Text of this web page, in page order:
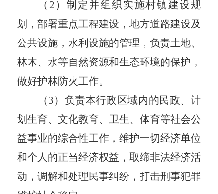
（2）制定并组织实施村镇建设规
划，部署重点工程建设，地方道路建设及
公共设施，水利设施的管理，负责土地、
林木、水等自然资源和生态环境的保护，
做好护林防火工作。
（3）负责本行政区域内的民政、计
划生育、文化教育、卫生、体育等社会公
益事业的综合性工作，维护一切经济单位
和个人的正当经济权益，取缔非法经济活
动，调解和处理民事纠纷，打击刑事犯罪